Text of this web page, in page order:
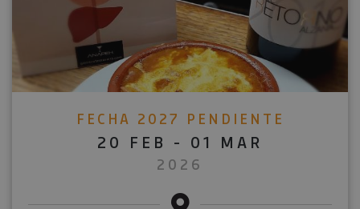
FECHA 2027 PENDIENTE
20 FEB - 01 MAR
2026